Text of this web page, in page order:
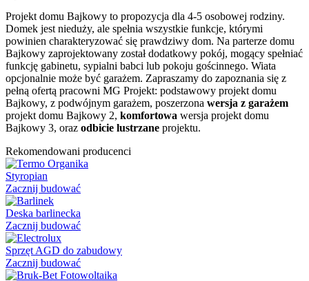
Projekt domu Bajkowy to propozycja dla 4-5 osobowej rodziny.
Domek jest nieduży, ale spełnia wszystkie funkcje, którymi
powinien charakteryzować się prawdziwy dom. Na parterze domu
Bajkowy zaprojektowany został dodatkowy pokój, mogący spełniać
funkcję gabinetu, sypialni babci lub pokoju gościnnego. Wiata
opcjonalnie może być garażem. Zapraszamy do zapoznania się z
pełną ofertą pracowni MG Projekt: podstawowy projekt domu
Bajkowy, z podwójnym garażem, poszerzona wersja z garażem
projekt domu Bajkowy 2, komfortowa wersja projekt domu
Bajkowy 3, oraz odbicie lustrzane projektu.
Rekomendowani producenci
Styropian
Zacznij budować
Deska barlinecka
Zacznij budować
Sprzęt AGD do zabudowy
Zacznij budować